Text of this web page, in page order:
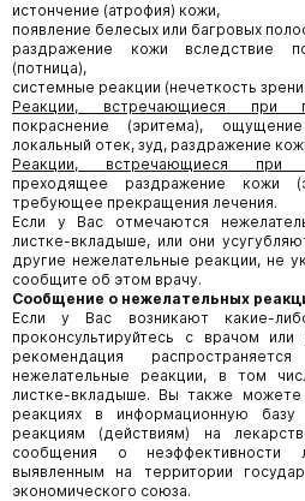
истончение (атрофия) кожи,
появление белесых или багровых
раздражение кожи вследствие
(потница),
системные реакции (нечеткость
Реакции, встречающиеся при
покраснение (эритема),
локальный отек, зуд, раздражение
Реакции, встречающиеся при
преходящее раздражение кожи
требующее прекращения лечения.
Если у Вас отмечаются
листке-вкладыше, или они
другие нежелательные реакции, не
сообщите об этом врачу.
Сообщение о нежелательных
Если у Вас возникают какие-
проконсультируйтесь с врачом
рекомендация
нежелательные реакции, в том
листке-вкладыше. Вы также
реакциях в информационную
реакциям (действиям) на
сообщения о неэффективности
выявленным на территории
экономического союза.